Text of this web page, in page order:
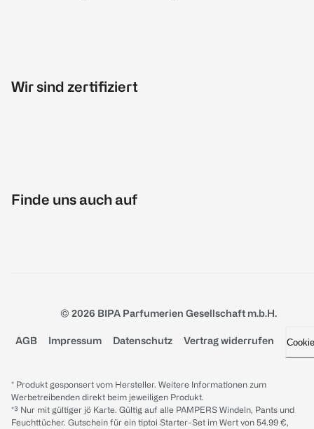
Wir sind zertifiziert
Finde uns auch auf
© 2026 BIPA Parfumerien Gesellschaft m.b.H.
AGB Impressum Datenschutz Vertrag widerrufen
* Produkt gesponsert vom Hersteller. Weitere Informationen zum
Werbetreibenden direkt beim jeweiligen Produkt.
*³ Nur mit gültiger jö Karte. Gültig auf alle PAMPERS Windeln, Pants und
Feuchttücher. Gutschein für ein tiptoi Starter-Set im Wert von 54.99 €,